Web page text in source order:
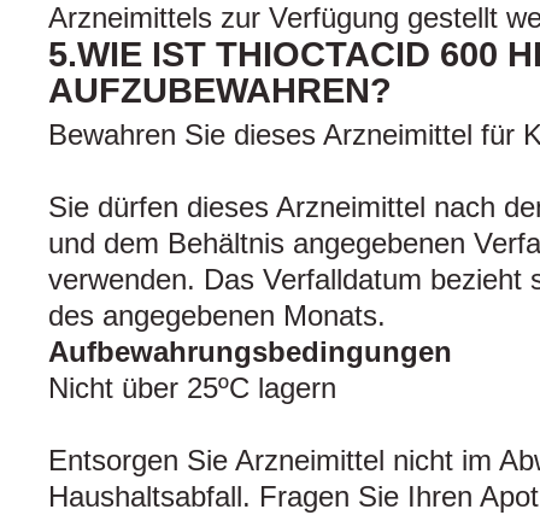
Arzneimittels zur Verfügung gestellt
5.WIE IST THIOCTACID 600
AUFZUBEWAHREN?
Bewahren Sie dieses Arzneimittel für
Sie dürfen dieses Arzneimittel nach
und dem Behältnis angegebenen
verwenden. Das Verfalldatum bezieht
des angegebenen Monats.
Aufbewahrungsbedingungen
Nicht über 25ºC lagern
Entsorgen Sie Arzneimittel nicht im
Haushaltsabfall. Fragen Sie Ihren